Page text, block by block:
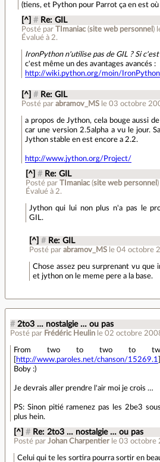
(tiens, et Python pour Parrot ça en est où
[^] # Re: GIL
Posté par TImaniac(site web personnel )
Évalué à 2.
IronPython n'utilise pas de GIL ? Si
c'est même un des avantages avancés :
http://wiki.python.org/moin/IronPython
[^] # Re: GIL
Posté parabramov_MS le 03 octobre
a propos de Jython, cela bouge aussi
car une version 2.5alpha a vu le jour.
Jython stable en est encore a 2.2.
http://www.jython.org/Project/
[^] # Re: GIL
Posté par TImaniac(site web personnel )
Évalué à 2.
Jython qui lui non plus n'a pas le
GIL.
[^] # Re: GIL
Posté par abramov_MS le 04 octobre
Chose assez peu surprenant vu que
et jython on le meme pere a la base.
# 2to3 … nostalgie … ou pas
Posté par Frédéric Heulin le 02 octobre
From two to two to
http://www.paroles.net/chanson/15269.1
Boby :)
Je devrais aller prendre l'air moi je crois …
PS: Sinon pitié ramenez pas les 2be3
plus hein.
[^] # Re: 2to3 … nostalgie … ou pas
Posté parJohan Charpentier le 03 octobre
Celui qui te les sortira pourra sortir en